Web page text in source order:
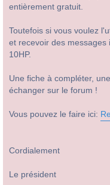
entièrement gratuit.
Toutefois si vous voulez
et recevoir des messages
10HP.
Une fiche à compléter,
échanger sur le forum !
Vous pouvez le faire ici:
Cordialement
Le président